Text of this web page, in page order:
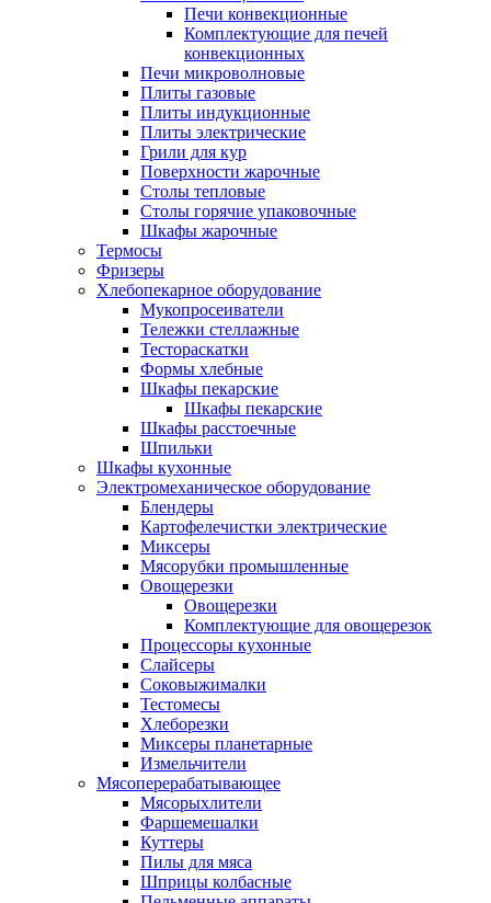
Печи конвекционные
Комплектующие для печей
конвекционных
Печи микроволновые
Плиты газовые
Плиты индукционные
Плиты электрические
Грили для кур
Поверхности жарочные
Столы тепловые
Столы горячие упаковочные
Шкафы жарочные
Термосы
Фризеры
Хлебопекарное оборудование
Мукопросеиватели
Тележки стеллажные
Тестораскатки
Формы хлебные
Шкафы пекарские
Шкафы пекарские
Шкафы расстоечные
Шпильки
Шкафы кухонные
Электромеханическое оборудование
Блендеры
Картофелечистки электрические
Миксеры
Мясорубки промышленные
Овощерезки
Овощерезки
Комплектующие для овощерезок
Процессоры кухонные
Слайсеры
Соковыжималки
Тестомесы
Хлеборезки
Миксеры планетарные
Измельчители
Мясоперерабатывающее
Мясорыхлители
Фаршемешалки
Куттеры
Пилы для мяса
Шприцы колбасные